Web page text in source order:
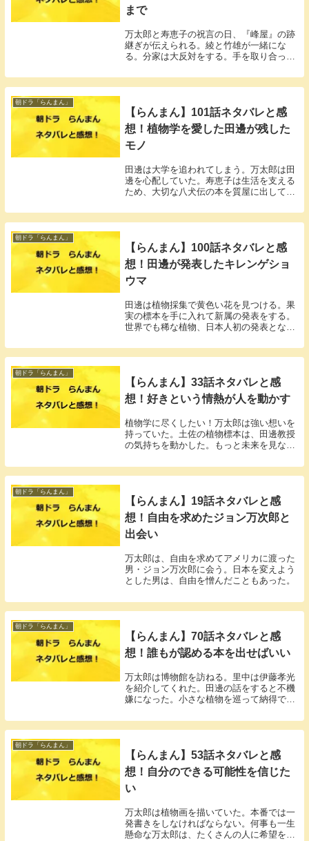
まで
万太郎と寿恵子の祝言の日、『峰屋』の跡
継ぎが伝えられる。綾と竹雄が一緒にな
る。分家は大反対をする。手を取り合って
朝ドラ「らんまん」
【らんまん】101話ネタバレと感
想！植物学を愛した田邊が残した
モノ
田邊は大学を追われてしまう。万太郎は田
邊を心配していた。寿恵子は生活を支える
ため、大切な八犬伝の本を質屋に出してし
朝ドラ「らんまん」
【らんまん】100話ネタバレと感
想！田邊が発表したキレンゲショ
ウマ
田邊は植物採集で黄色い花を見つける。果
実の標本を手に入れて新属の発表をする。
世界でも稀な植物、日本人初の発表となっ
朝ドラ「らんまん」
【らんまん】33話ネタバレと感
想！好きという情熱が人を動かす
植物学に尽くしたい！万太郎は強い想いを
持っていた。土佐の植物標本は、田邊教授
の気持ちを動かした。もっと未来を見なけ
朝ドラ「らんまん」
【らんまん】19話ネタバレと感
想！自由を求めたジョン万次郎と
出会い
万太郎は、自由を求めてアメリカに渡った
男・ジョン万次郎に会う。日本を変えよう
とした男は、自由を憎んだこともあった。
朝ドラ「らんまん」
【らんまん】70話ネタバレと感
想！誰もが認める本を出せばいい
万太郎は博物館を訪ねる。里中は伊藤孝光
を紹介してくれた。田邊の話をすると不機
嫌になった。小さな植物を巡って納得でき
朝ドラ「らんまん」
【らんまん】53話ネタバレと感
想！自分のできる可能性を信じた
い
万太郎は植物画を描いていた。本番では一
発書きをしなければならない。何事も一生
懸命な万太郎は、たくさんの人に希望を与